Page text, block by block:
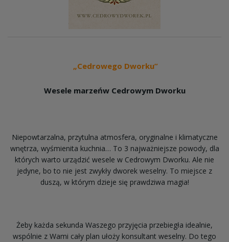
„Cedrowego Dworku”
Wesele marzeńw Cedrowym Dworku
Niepowtarzalna, przytulna atmosfera, oryginalne i klimatyczne
wnętrza, wyśmienita kuchnia… To 3 najważniejsze powody, dla
których warto urządzić wesele w Cedrowym Dworku. Ale nie
jedyne, bo to nie jest zwykły dworek weselny. To miejsce z
duszą, w którym dzieje się prawdziwa magia!
Żeby każda sekunda Waszego przyjęcia przebiegła idealnie,
wspólnie z Wami cały plan ułoży konsultant weselny. Do tego